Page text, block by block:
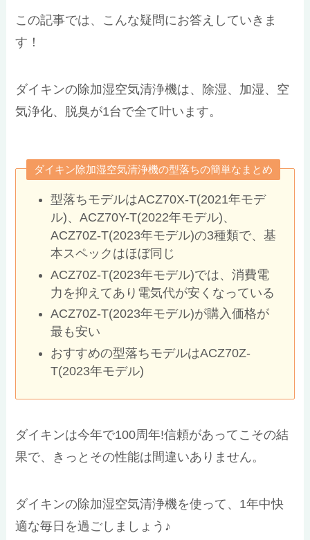
この記事では、こんな疑問にお答えしていきま
す！
ダイキンの除加湿空気清浄機は、除湿、加湿、空
気浄化、脱臭が1台で全て叶います。
ダイキン除加湿空気清浄機の型落ちの簡単なまとめ
型落ちモデルはACZ70X-T(2021年モデ
ル)、ACZ70Y-T(2022年モデル)、
ACZ70Z-T(2023年モデル)の3種類で、基
本スペックはほぼ同じ
ACZ70Z-T(2023年モデル)では、消費電
力を抑えてあり電気代が安くなっている
ACZ70Z-T(2023年モデル)が購入価格が
最も安い
おすすめの型落ちモデルはACZ70Z-
T(2023年モデル)
ダイキンは今年で100周年!信頼があってこその結
果で、きっとその性能は間違いありません。
ダイキンの除加湿空気清浄機を使って、1年中快
適な毎日を過ごしましょう♪